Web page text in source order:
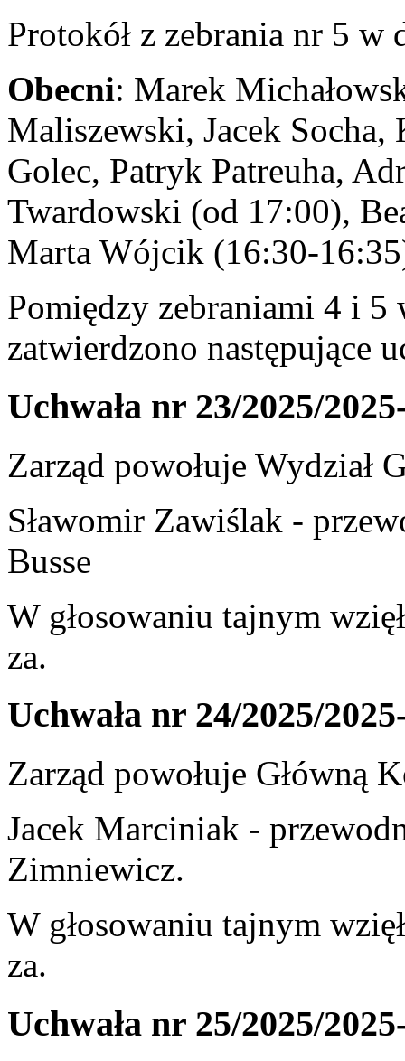
Protokół z zebrania nr 5 w
Obecni: Marek
Maliszewski, Jacek Socha,
Golec, Patryk Patreuha,
Twardowski (od 17:00),
Marta Wójcik (16:30-
Pomiędzy zebraniami 4 i 5
zatwierdzono następujące
Uchwała nr 23/2025/
Zarząd powołuje Wydział
Sławomir Zawiślak -
Busse
W głosowaniu tajnym
za.
Uchwała nr 24/2025/
Zarząd powołuje Główną
Jacek Marciniak -
Zimniewicz.
W głosowaniu tajnym
za.
Uchwała nr 25/2025/